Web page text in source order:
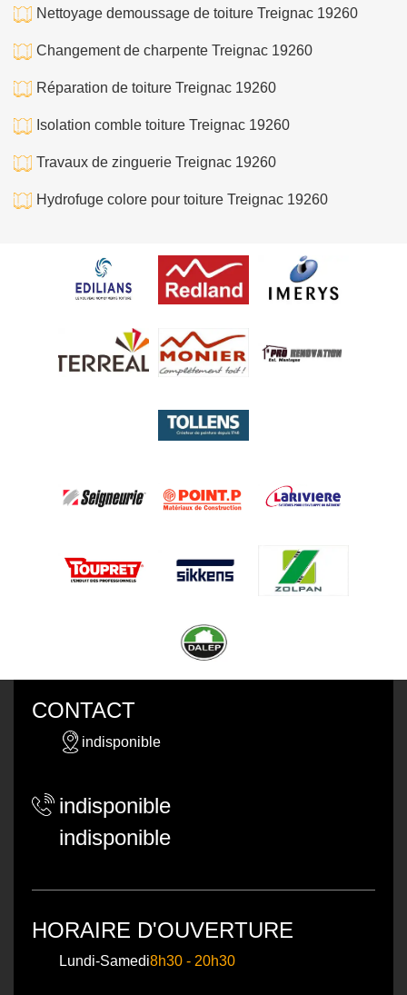
Nettoyage demoussage de toiture Treignac 19260
Changement de charpente Treignac 19260
Réparation de toiture Treignac 19260
Isolation comble toiture Treignac 19260
Travaux de zinguerie Treignac 19260
Hydrofuge colore pour toiture Treignac 19260
CONTACT
indisponible
indisponible
indisponible
HORAIRE D'OUVERTURE
Lundi-Samedi8h30 - 20h30